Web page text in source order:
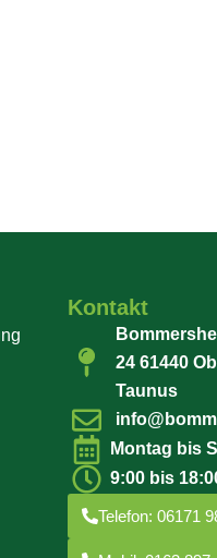
Kontakt
24 61440
Taunus
Montag bis
9:00 bis
Telefon: 06171